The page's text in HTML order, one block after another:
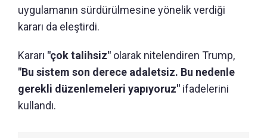
uygulamanın sürdürülmesine yönelik verdiği
kararı da eleştirdi.
Kararı "çok talihsiz" olarak nitelendiren Trump,
"Bu sistem son derece adaletsiz. Bu nedenle
gerekli düzenlemeleri yapıyoruz" ifadelerini
kullandı.